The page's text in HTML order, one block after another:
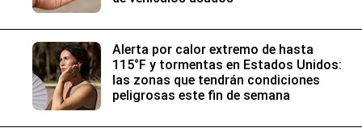
Alerta por calor extremo de hasta
115°F y tormentas en Estados Unidos:
las zonas que tendrán condiciones
peligrosas este fin de semana